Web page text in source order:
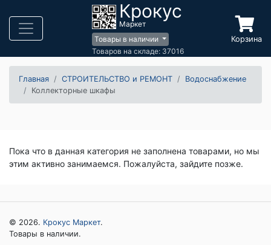
Крокус
Маркет
Товары в наличии
Товаров на складе: 37016
Корзина
Главная СТРОИТЕЛЬСТВО и РЕМОНТ
Водоснабжение
Коллекторные шкафы
Пока что в данная категория не заполнена товарами, но мы
этим активно занимаемся. Пожалуйста, зайдите позже.
© 2026. Крокус Маркет.
Товары в наличии.